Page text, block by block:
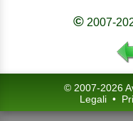
© 2007-
© 2007-2026
Legali •